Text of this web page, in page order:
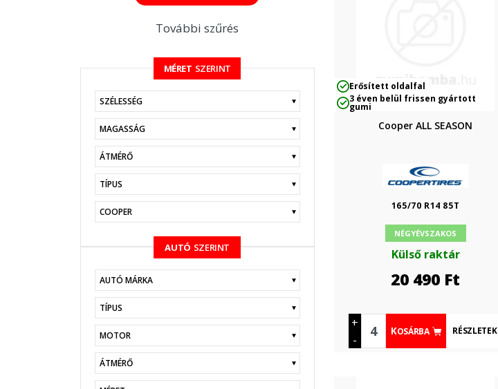
További szűrés
MÉRET SZERINT
KERESÉS
AUTÓ SZERINT
Erősített oldalfal
3 éven belül frissen gyártott
gumi
Cooper ALL SEASON
165/70 R14 85T
NÉGYÉVSZAKOS
Külső raktár
20 490 Ft
+
-
KOSÁRBA RÉSZLETEK